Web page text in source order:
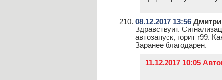
08.12.2017 13:56
Здравствуйт.
автозапуск, горит r99.
Заранее благодарен.
11.12.2017 10:05